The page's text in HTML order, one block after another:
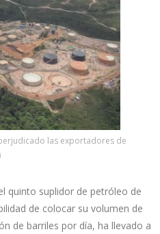
las exportadores de
quinto suplidor de petróleo de
de colocar su volumen de
de barriles por día, ha llevado a